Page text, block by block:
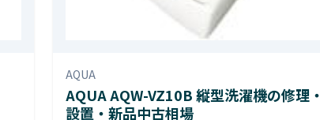
AQUA
AQUA AQW-VZ10B 縦型洗濯機の修理・
設置・新品中古相場